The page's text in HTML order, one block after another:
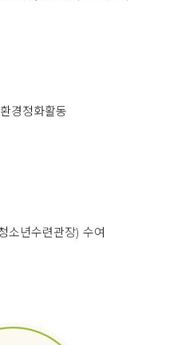
경정화활동
소년수련관장) 수여